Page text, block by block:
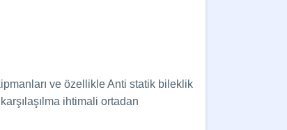
ve özellikle Anti statik bileklik
ihtimali ortadan